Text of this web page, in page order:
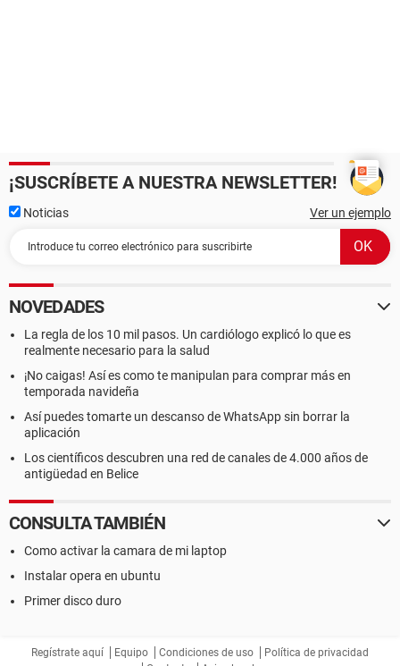
¡SUSCRÍBETE A NUESTRA NEWSLETTER!
Noticias Ver un ejemplo
NOVEDADES
La regla de los 10 mil pasos. Un cardiólogo explicó lo que es
realmente necesario para la salud
¡No caigas! Así es como te manipulan para comprar más en
temporada navideña
Así puedes tomarte un descanso de WhatsApp sin borrar la
aplicación
Los científicos descubren una red de canales de 4.000 años de
antigüedad en Belice
CONSULTA TAMBIÉN
Como activar la camara de mi laptop
Instalar opera en ubuntu
Primer disco duro
Regístrate aquí Equipo Condiciones de uso
Política de privacidad